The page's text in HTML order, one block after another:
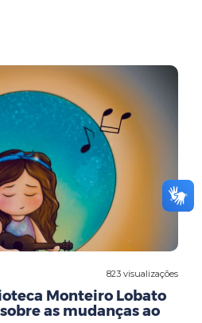
823 visualizações
Monteiro Lobato
as mudanças ao